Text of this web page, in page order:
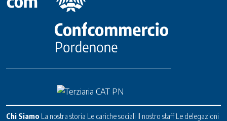
Chi Siamo La nostra storia Le cariche sociali Il nostro staff Le delegazioni